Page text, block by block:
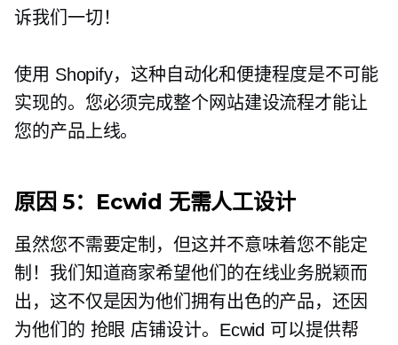
诉我们一切！
使用 Shopify，这种自动化和便捷程度是不可能
实现的。您必须完成整个网站建设流程才能让
您的产品上线。
原因 5：Ecwid 无需人工设计
虽然您不需要定制，但这并不意味着您不能定
制！我们知道商家希望他们的在线业务脱颖而
出，这不仅是因为他们拥有出色的产品，还因
为他们的 抢眼 店铺设计。Ecwid 可以提供帮